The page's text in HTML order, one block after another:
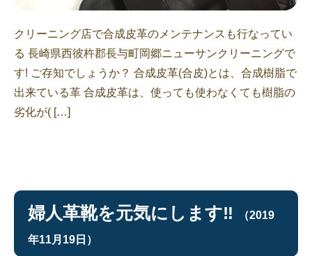
クリーニング店で合成皮革のメンテナンスも行なってい
る 長崎県西彼杵郡長与町岡郷ニューサンクリーニングで
す! ご存知でしょうか？ 合成皮革(合皮)とは、合成樹脂で
出来ている革 合成皮革は、使っても使わなくても樹脂の
劣化が( […]
婦人革靴を元気にします‼︎ （2019
年11月19日）